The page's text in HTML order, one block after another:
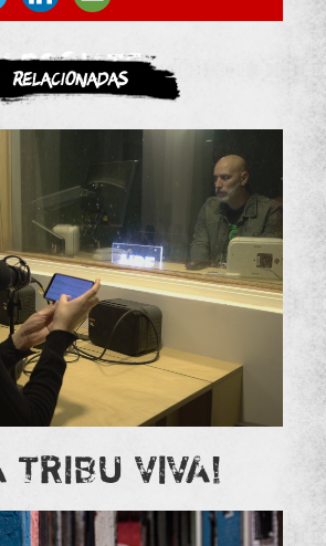
Relacionadas
TRIBU VIVA!